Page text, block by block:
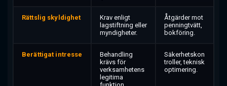
Rättslig skyldighet
Krav enligt
lagstiftning eller
myndigheter.
Åtgärder mot
penningtvätt,
bokföring.
Berättigat intresse
Behandling
krävs för
verksamhetens
legitima
Säkerhetskon
troller, teknisk
optimering.